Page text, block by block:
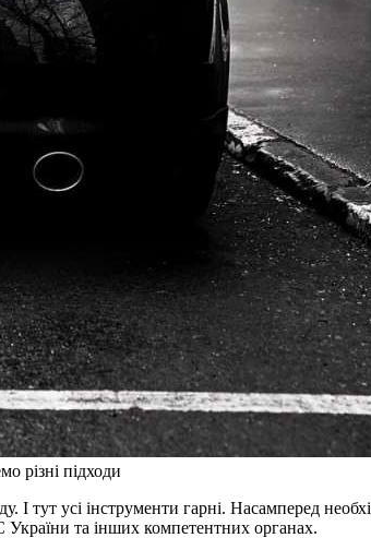
різні підходи
тут усі інструменти гарні. Насамперед
та інших компетентних органах.